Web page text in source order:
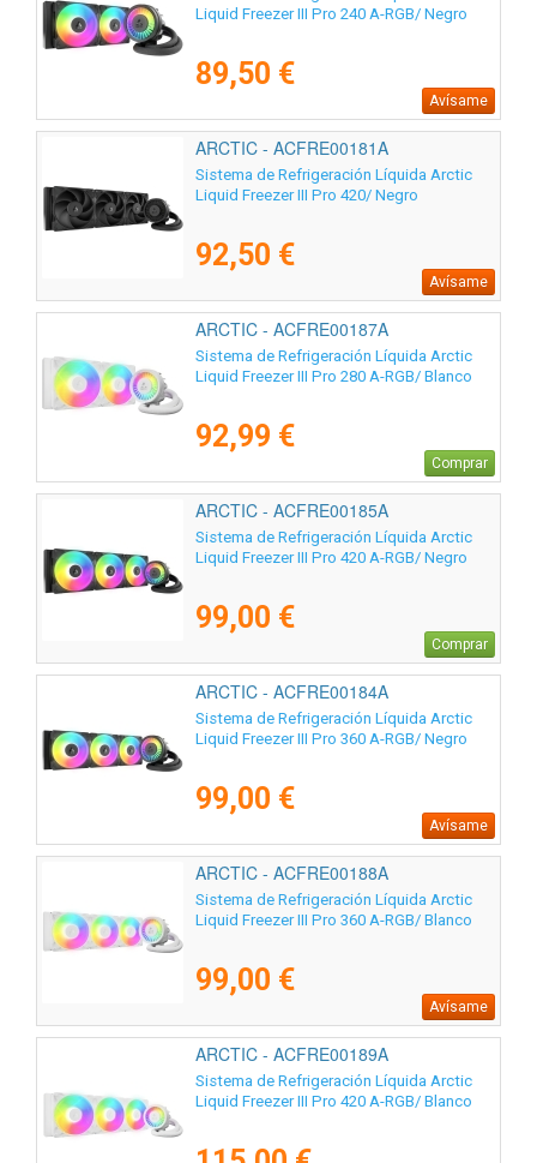
Liquid Freezer III Pro 240 A-RGB/ Negro
89,50 €
Avísame
ARCTIC - ACFRE00181A
Sistema de Refrigeración Líquida Arctic
Liquid Freezer III Pro 420/ Negro
92,50 €
Avísame
ARCTIC - ACFRE00187A
Sistema de Refrigeración Líquida Arctic
Liquid Freezer III Pro 280 A-RGB/ Blanco
92,99 €
Comprar
ARCTIC - ACFRE00185A
Sistema de Refrigeración Líquida Arctic
Liquid Freezer III Pro 420 A-RGB/ Negro
99,00 €
Comprar
ARCTIC - ACFRE00184A
Sistema de Refrigeración Líquida Arctic
Liquid Freezer III Pro 360 A-RGB/ Negro
99,00 €
Avísame
ARCTIC - ACFRE00188A
Sistema de Refrigeración Líquida Arctic
Liquid Freezer III Pro 360 A-RGB/ Blanco
99,00 €
Avísame
ARCTIC - ACFRE00189A
Sistema de Refrigeración Líquida Arctic
Liquid Freezer III Pro 420 A-RGB/ Blanco